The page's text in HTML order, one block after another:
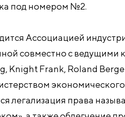
под номером №2.
Ассоциацией
совместно с ведущими
Knight Frank, Roland
легализация права